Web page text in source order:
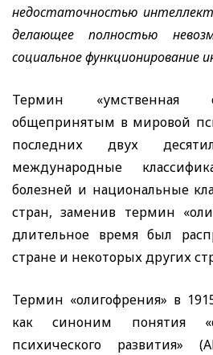
недостаточностью
делающее полностью
социальное функционирование
Термин «умственная
общепринятым в мировой
последних двух
международные
болезней и национальные
стран, заменив термин
длительное время был
стране и некоторых других
Термин «олигофрения» в
как синоним понятия
психического развития» (